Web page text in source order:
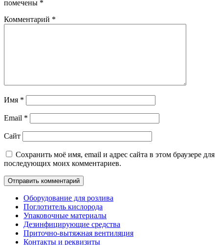
помечены *
Комментарий *
Имя *
Email *
Сайт
Сохранить моё имя, email и адрес сайта в этом браузере для
последующих моих комментариев.
Оборудование для розлива
Поглотитель кислорода
Упаковочные материалы
Дезинфицирующие средства
Приточно-вытяжная вентиляция
Контакты и реквизиты